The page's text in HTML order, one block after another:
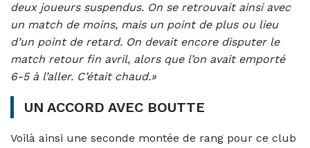
deux joueurs suspendus. On se retrouvait ainsi avec
un match de moins, mais un point de plus ou lieu
d’un point de retard. On devait encore disputer le
match retour fin avril, alors que l’on avait emporté
6-5 à l’aller. C’était chaud.»
UN ACCORD AVEC BOUTTE
Voilà ainsi une seconde montée de rang pour ce club